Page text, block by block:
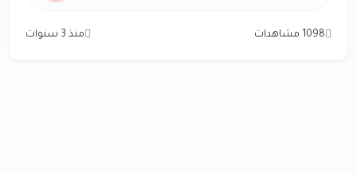
1098 مشاهدات منذ 3 سنوات